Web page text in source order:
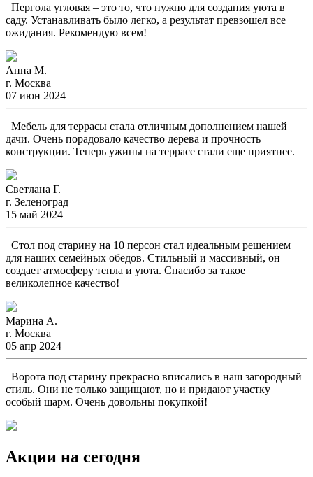
Пергола угловая – это то, что нужно для создания уюта в
саду. Устанавливать было легко, а результат превзошел все
ожидания. Рекомендую всем!
Анна М.
г. Москва
07 июн 2024
Мебель для террасы стала отличным дополнением нашей
дачи. Очень порадовало качество дерева и прочность
конструкции. Теперь ужины на террасе стали еще приятнее.
Светлана Г.
г. Зеленоград
15 май 2024
Стол под старину на 10 персон стал идеальным решением
для наших семейных обедов. Стильный и массивный, он
создает атмосферу тепла и уюта. Спасибо за такое
великолепное качество!
Марина А.
г. Москва
05 апр 2024
Ворота под старину прекрасно вписались в наш загородный
стиль. Они не только защищают, но и придают участку
особый шарм. Очень довольны покупкой!
Акции на сегодня